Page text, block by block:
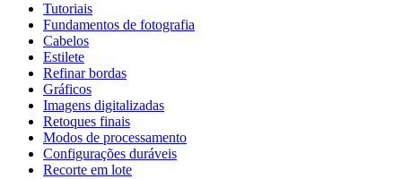
Tutoriais
Fundamentos de fotografia
Cabelos
Estilete
Refinar bordas
Gráficos
Imagens digitalizadas
Retoques finais
Modos de processamento
Configurações duráveis
Recorte em lote